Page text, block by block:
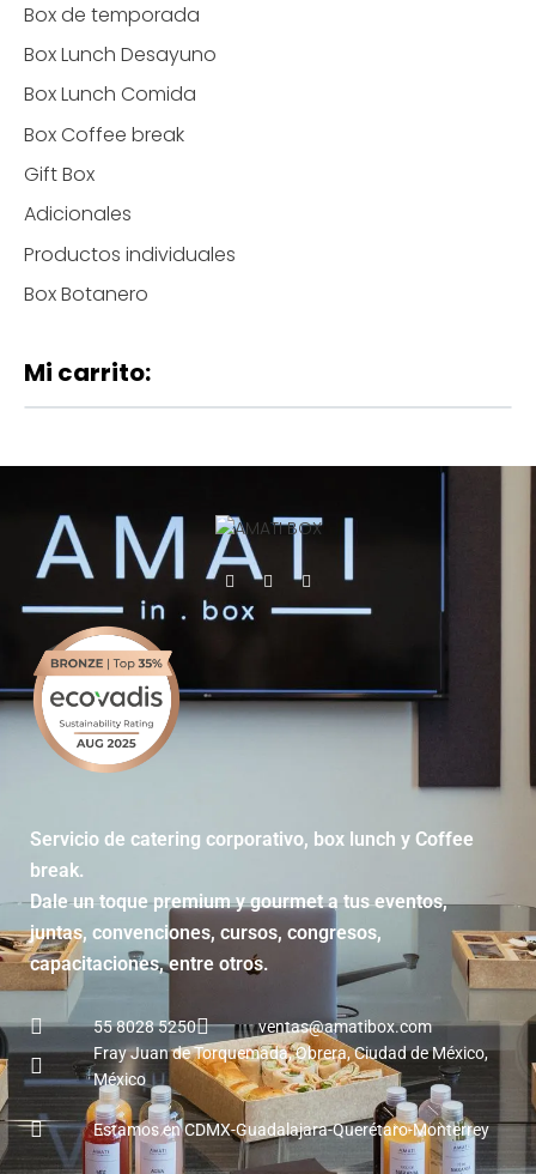
Box de temporada
Box Lunch Desayuno
Box Lunch Comida
Box Coffee break
Gift Box
Adicionales
Productos individuales
Box Botanero
Mi carrito:
Servicio de catering corporativo, box lunch y Coffee
break.
Dale un toque premium y gourmet a tus eventos,
juntas, convenciones, cursos, congresos,
capacitaciones, entre otros.
55 8028 5250
ventas@amatibox.com
Fray Juan de Torquemada, Obrera, Ciudad de México,
México
Estamos en CDMX-Guadalajara-Querétaro-Monterrey